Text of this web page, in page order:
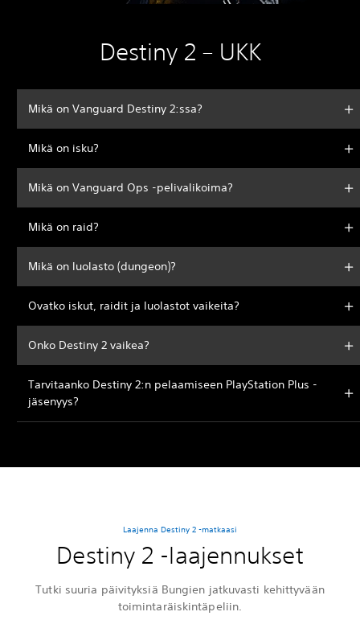
Destiny 2 – UKK
Mikä on Vanguard Destiny 2:ssa?
Mikä on isku?
Mikä on Vanguard Ops -pelivalikoima?
Mikä on raid?
Mikä on luolasto (dungeon)?
Ovatko iskut, raidit ja luolastot vaikeita?
Onko Destiny 2 vaikea?
Tarvitaanko Destiny 2:n pelaamiseen PlayStation Plus -
jäsenyys?
Laajenna Destiny 2 -matkaasi
Destiny 2 -laajennukset
Tutki suuria päivityksiä Bungien jatkuvasti kehittyvään
toimintaräiskintäpeliin.